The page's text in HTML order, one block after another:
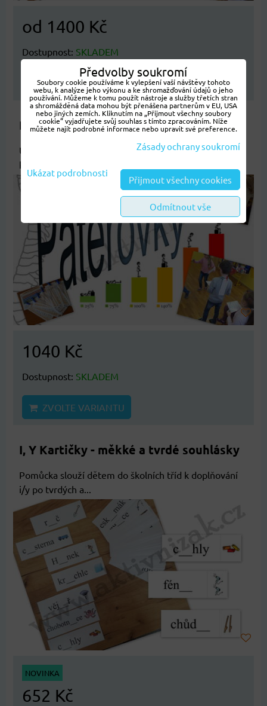
od 1400 Kč
Dostupnost: SKLADEM
ZVOLTE VARIANTU
Páteřovky I. pro malotřídní školy
Učební pomůcka Páteřovka I., (II., III., IV., V.) je určená
k...
1040 Kč
Dostupnost: SKLADEM
ZVOLTE VARIANTU
I, Y Kartičky - měkké a tvrdé souhlásky
Pomůcka slouží dětem do školních tříd k doplňování
i/y po tvrdých a...
NOVINKA
652 Kč
Předvolby soukromí
Soubory cookie používáme k vylepšení vaší návštěvy tohoto
webu, k analýze jeho výkonu a ke shromažďování údajů o jeho
používání. Můžeme k tomu použít nástroje a služby třetích stran
a shromážděná data mohou být přenášena partnerům v EU, USA
nebo jiných zemích. Kliknutím na „Přijmout všechny soubory
cookie“ vyjadřujete svůj souhlas s tímto zpracováním. Níže
můžete najít podrobné informace nebo upravit své preference.
Zásady ochrany soukromí
Ukázat podrobnosti
Přijmout všechny cookies
Odmítnout vše